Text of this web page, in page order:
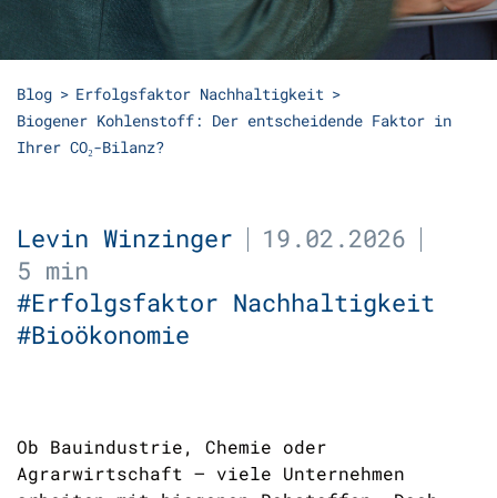
Blog
Erfolgsfaktor Nachhaltigkeit
Biogener Kohlenstoff: Der entscheidende Faktor in
Ihrer CO₂-Bilanz?
Levin Winzinger
19.02.2026
5 min
#Erfolgsfaktor Nachhaltigkeit
#Bioökonomie
Ob Bauindustrie, Chemie oder
Agrarwirtschaft – viele Unternehmen